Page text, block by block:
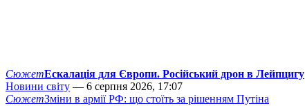
СюжетЕскалація для Європи. Російський дрон в Лейпцигу
Новини світу — 6 серпня 2026, 17:07
СюжетЗміни в армії РФ: що стоїть за рішенням Путіна